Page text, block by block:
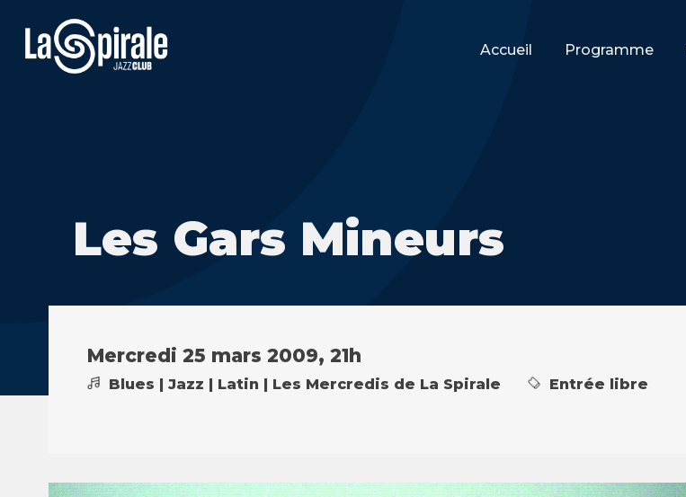
Accueil Programme
Les Gars Mineurs
Mercredi 25 mars 2009, 21h
Blues | Jazz | Latin | Les Mercredis de La Spirale Entrée libre